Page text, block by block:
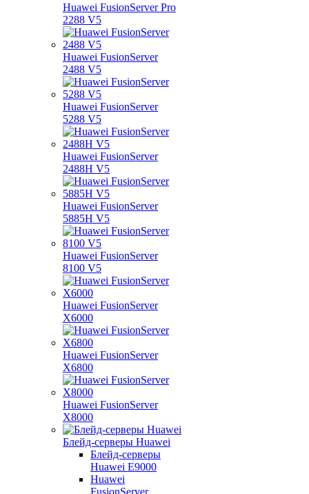
Huawei FusionServer Pro
2288 V5
Huawei FusionServer
2488 V5
Huawei FusionServer
5288 V5
Huawei FusionServer
2488H V5
Huawei FusionServer
5885H V5
Huawei FusionServer
8100 V5
Huawei FusionServer
X6000
Huawei FusionServer
X6800
Huawei FusionServer
X8000
Блейд-серверы Huawei
Блейд-серверы
Huawei E9000
Huawei
FusionServer